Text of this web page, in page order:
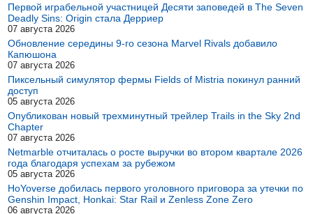
Первой играбельной участницей Десяти заповедей в The Seven
Deadly Sins: Origin стала Дерриер
07 августа 2026
Обновление середины 9-го сезона Marvel Rivals добавило
Капюшона
07 августа 2026
Пиксельный симулятор фермы Fields of Mistria покинул ранний
доступ
05 августа 2026
Опубликован новый трехминутный трейлер Trails in the Sky 2nd
Chapter
07 августа 2026
Netmarble отчиталась о росте выручки во втором квартале 2026
года благодаря успехам за рубежом
05 августа 2026
HoYoverse добилась первого уголовного приговора за утечки по
Genshin Impact, Honkai: Star Rail и Zenless Zone Zero
06 августа 2026